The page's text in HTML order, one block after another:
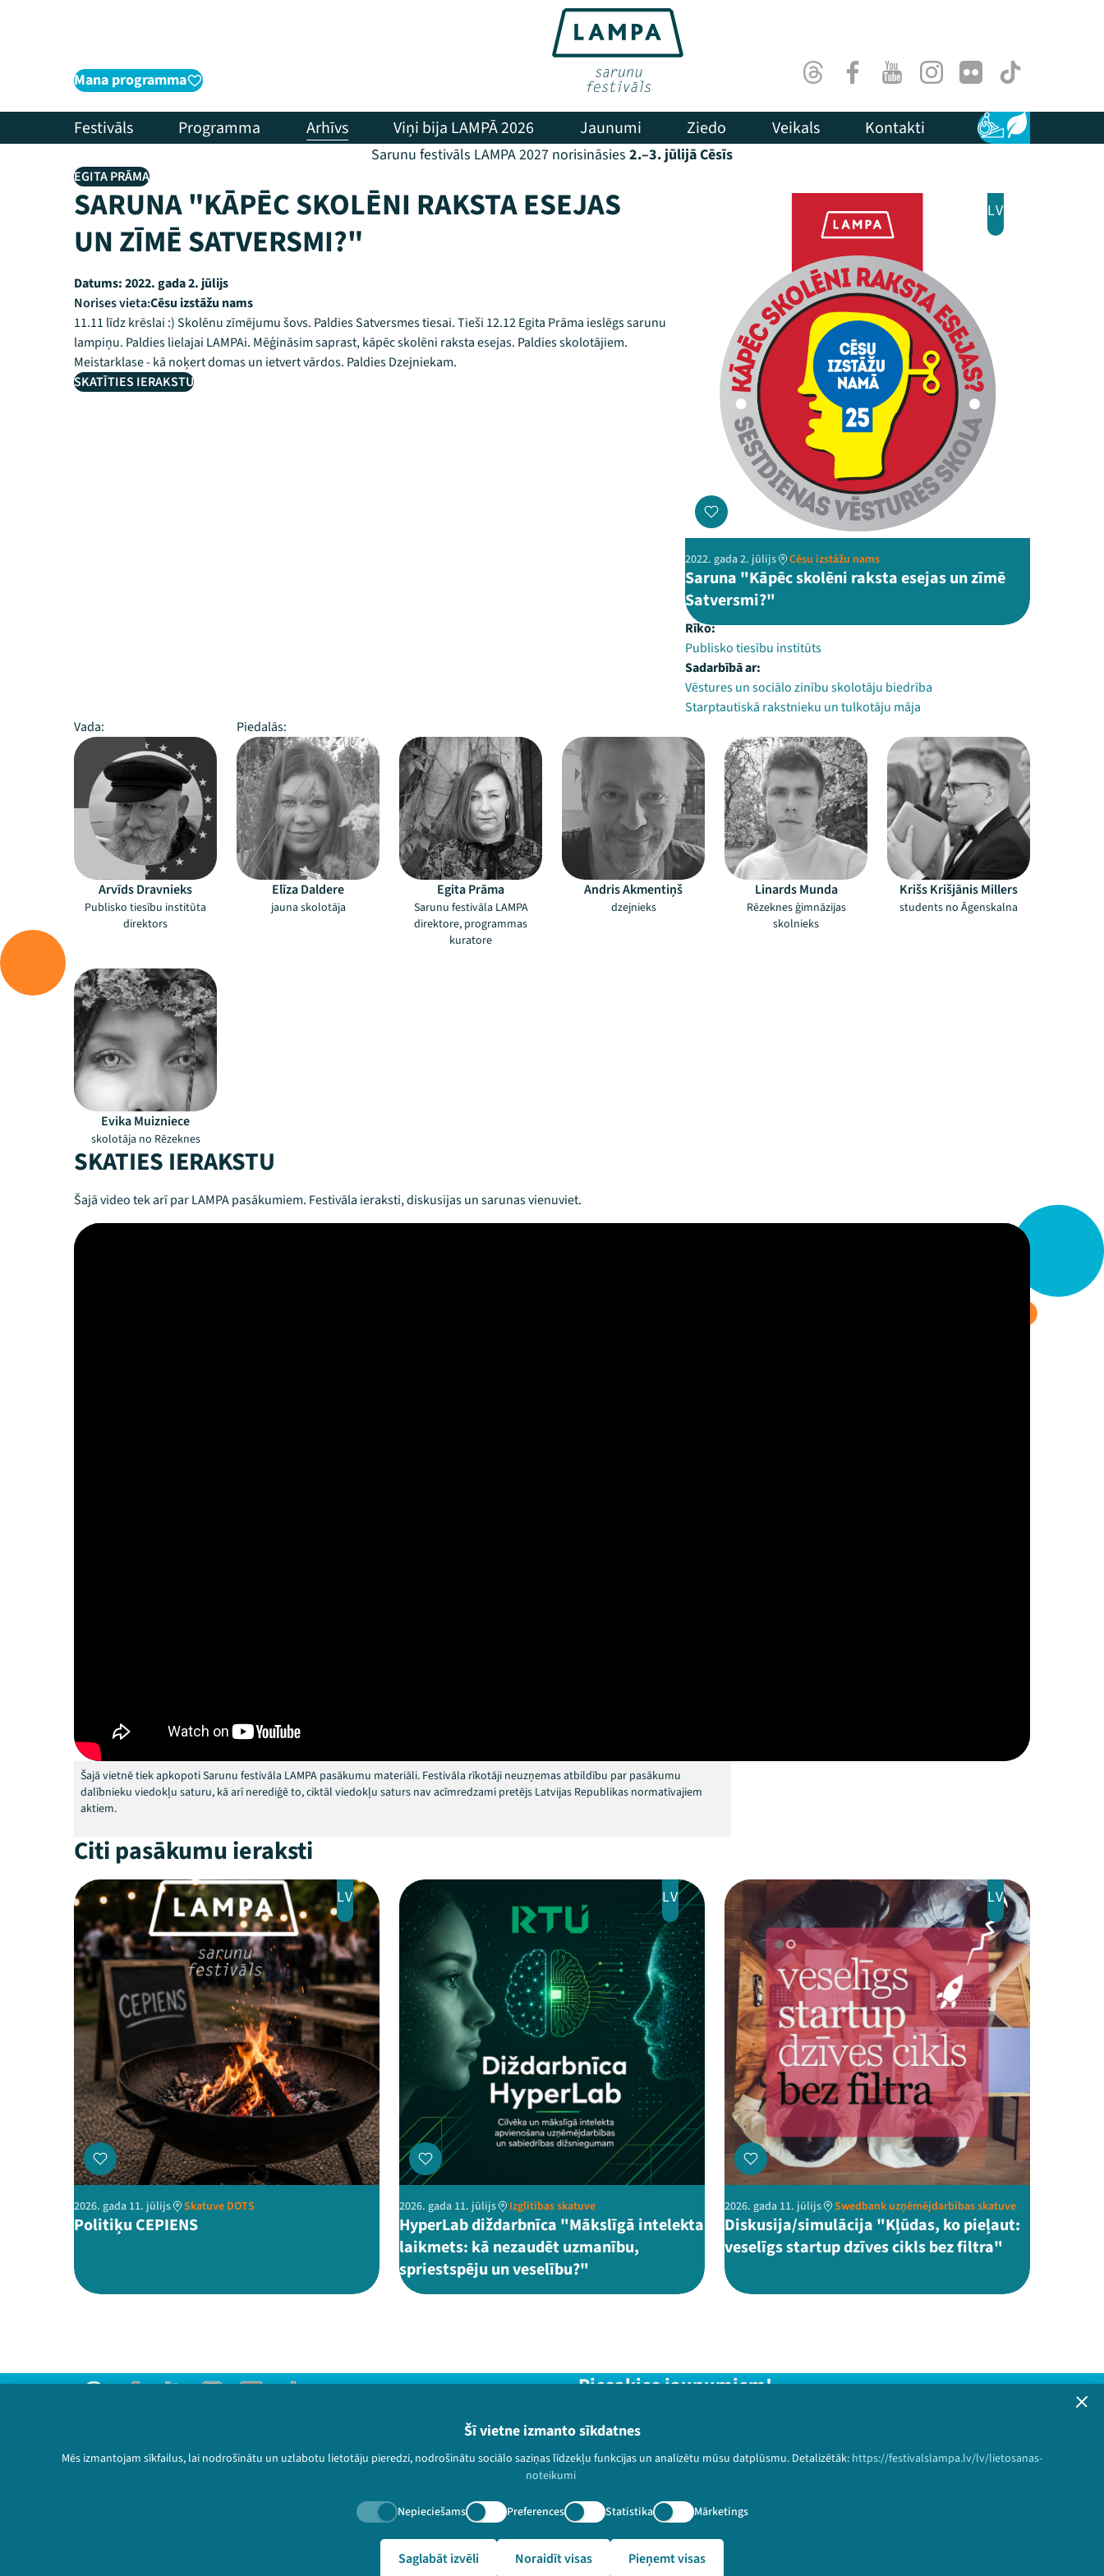
Šī vietne izmanto sīkdatnes
Mēs izmantojam sīkfailus, lai nodrošinātu un uzlabotu lietotāju pieredzi, nodrošinātu sociālo saziņas līdzekļu funkcijas un analizētu mūsu datplūsmu. Detalizētāk: https://festivalslampa.lv/lv/lietosanas-
noteikumi
Nepieciešams Preferences Statistika Mārketings
Saglabāt izvēli Noraidīt visas Pieņemt visas
Mana programma ThreadsFacebookYoutubeInstagram
Flick TikTok
Festivāls Programma Arhīvs Viņi bija LAMPĀ 2026 Jaunumi Ziedo Veikals Kontakti Pieejamība
Ilgtspēja
Sarunu festivāls LAMPA 2027 norisināsies 2.–3. jūlijā Cēsīs
EGITA PRĀMA
SARUNA "KĀPĒC SKOLĒNI RAKSTA ESEJAS
UN ZĪMĒ SATVERSMI?"
Datums:2022. gada 2. jūlijs
Norises vieta:Cēsu izstāžu nams
11.11 līdz krēslai :) Skolēnu zīmējumu šovs. Paldies Satversmes tiesai. Tieši 12.12 Egita Prāma ieslēgs sarunu
lampiņu. Paldies lielajai LAMPAi. Mēģināsim saprast, kāpēc skolēni raksta esejas. Paldies skolotājiem.
Meistarklase - kā noķert domas un ietvert vārdos. Paldies Dzejniekam.
SKATĪTIES IERAKSTU
LV
2022. gada 2. jūlijs Cēsu izstāžu nams
Saruna "Kāpēc skolēni raksta esejas un zīmē
Satversmi?"
Rīko:
Publisko tiesību institūts
Sadarbībā ar:
Vēstures un sociālo zinību skolotāju biedrība
Starptautiskā rakstnieku un tulkotāju māja
Vada:
Piedalās:
Arvīds Dravnieks
Publisko tiesību institūta
direktors
Elīza Daldere
jauna skolotāja
Egita Prāma
Sarunu festivāla LAMPA
direktore, programmas
kuratore
Andris Akmentiņš
dzejnieks
Linards Munda
Rēzeknes ģimnāzijas
skolnieks
Krišs Krišjānis Millers
students no Āgenskalna
Evika Muizniece
skolotāja no Rēzeknes
SKATIES IERAKSTU
Šajā video tek arī par LAMPA pasākumiem. Festivāla ieraksti, diskusijas un sarunas vienuviet.
Šajā vietnē tiek apkopoti Sarunu festivāla LAMPA pasākumu materiāli. Festivāla rīkotāji neuzņemas atbildību par pasākumu
dalībnieku viedokļu saturu, kā arī nerediģē to, ciktāl viedokļu saturs nav acīmredzami pretējs Latvijas Republikas normatīvajiem
aktiem.
Citi pasākumu ieraksti
LV
2026. gada 11. jūlijs Skatuve DOTS
Politiķu CEPIENS
LV
2026. gada 11. jūlijs Izglītības skatuve
HyperLab diždarbnīca "Mākslīgā intelekta
laikmets: kā nezaudēt uzmanību,
spriestspēju un veselību?"
LV
2026. gada 11. jūlijs Swedbank uzņēmējdarbības skatuve
Diskusija/simulācija "Kļūdas, ko pieļaut:
veselīgs startup dzīves cikls bez filtra"
Privātuma politika
Lietošanas noteikumi un sīkdatņu politika
© 2026 Sarunu festivāls LAMPA Visas tiesības paturētas.
Piesakies jaunumiem!
Nepalaid garām aktuālāko informāciju!
Pieteikties
🔗 https://festivalslampa.lv/lv/video-arhivs/1903?speaker=Egita%20Pr%C4%81ma&speaker_id=3676